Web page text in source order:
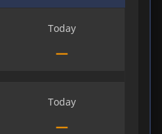
Today
—
Today
—